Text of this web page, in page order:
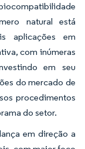
natural está
aplicações em
com inúmeras
em seu
do mercado de
procedimentos
do setor.
em direção a